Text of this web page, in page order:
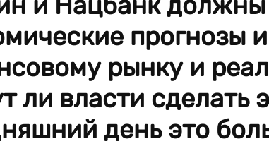
прогнозы
рынку и
ли власти сделать
день это